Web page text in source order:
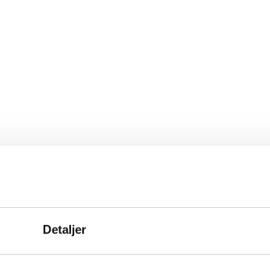
Detaljer